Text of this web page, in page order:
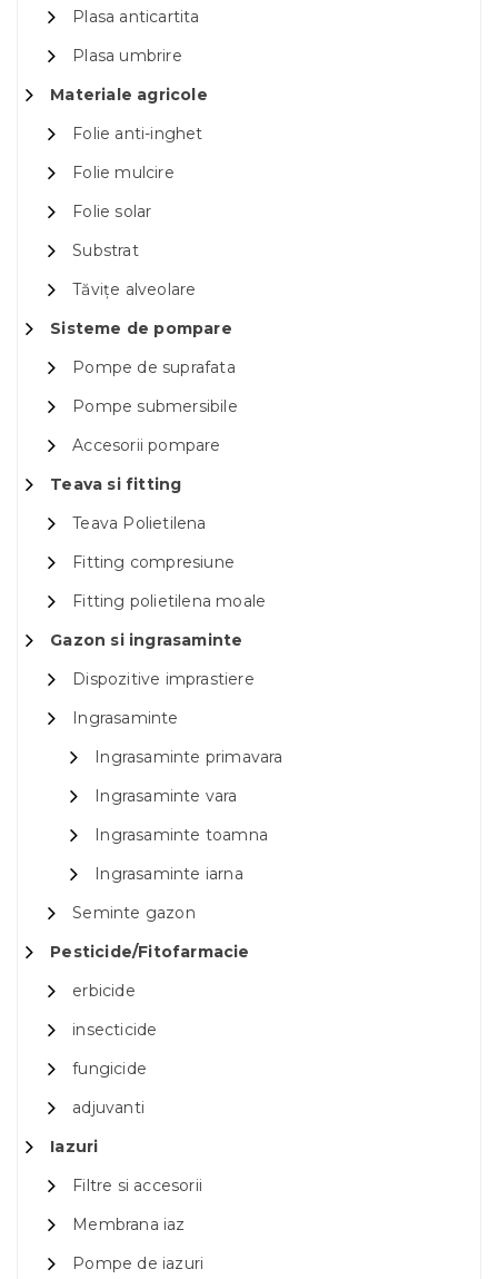
Plasa anticartita
Plasa umbrire
Materiale agricole
Folie anti-inghet
Folie mulcire
Folie solar
Substrat
Tăvițe alveolare
Sisteme de pompare
Pompe de suprafata
Pompe submersibile
Accesorii pompare
Teava si fitting
Teava Polietilena
Fitting compresiune
Fitting polietilena moale
Gazon si ingrasaminte
Dispozitive imprastiere
Ingrasaminte
Ingrasaminte primavara
Ingrasaminte vara
Ingrasaminte toamna
Ingrasaminte iarna
Seminte gazon
Pesticide/Fitofarmacie
erbicide
insecticide
fungicide
adjuvanti
Iazuri
Filtre si accesorii
Membrana iaz
Pompe de iazuri